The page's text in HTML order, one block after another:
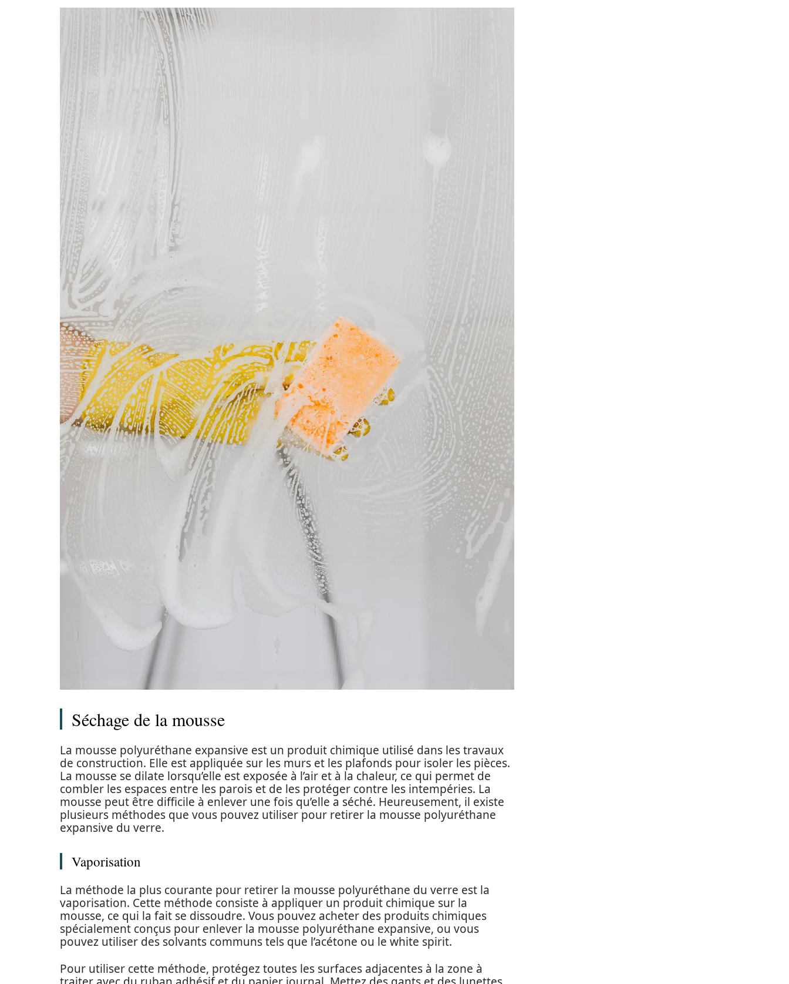
Séchage de la mousse
La mousse polyuréthane expansive est un produit chimique utilisé dans les travaux
de construction. Elle est appliquée sur les murs et les plafonds pour isoler les pièces.
La mousse se dilate lorsqu’elle est exposée à l’air et à la chaleur, ce qui permet de
combler les espaces entre les parois et de les protéger contre les intempéries. La
mousse peut être difficile à enlever une fois qu’elle a séché. Heureusement, il existe
plusieurs méthodes que vous pouvez utiliser pour retirer la mousse polyuréthane
expansive du verre.
Vaporisation
La méthode la plus courante pour retirer la mousse polyuréthane du verre est la
vaporisation. Cette méthode consiste à appliquer un produit chimique sur la
mousse, ce qui la fait se dissoudre. Vous pouvez acheter des produits chimiques
spécialement conçus pour enlever la mousse polyuréthane expansive, ou vous
pouvez utiliser des solvants communs tels que l’acétone ou le white spirit.
Pour utiliser cette méthode, protégez toutes les surfaces adjacentes à la zone à